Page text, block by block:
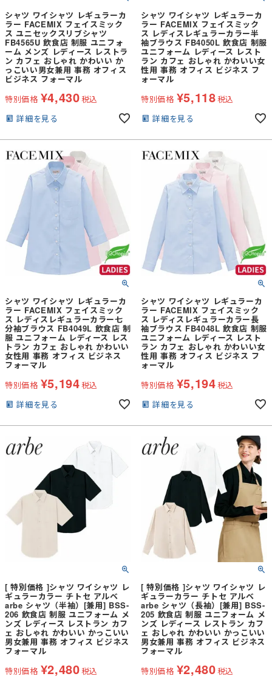
シャツ ワイシャツ レギュラーカ
ラー FACEMIX フェイスミック
ス ユニセックスリブシャツ
FB4565U 飲食店 制服 ユニフォ
ーム メンズ レディース レストラ
ン カフェ おしゃれ かわいい か
っこいい男女兼用 事務 オフィス
ビジネス フォーマル
特別価格 ¥4,430税込
詳細を見る
シャツ ワイシャツ レギュラーカ
ラー FACEMIX フェイスミック
ス レディスレギュラーカラー半
袖ブラウス FB4050L 飲食店 制服
ユニフォーム レディース レスト
ラン カフェ おしゃれ かわいい女
性用 事務 オフィス ビジネス フ
ォーマル
特別価格 ¥5,118税込
詳細を見る
シャツ ワイシャツ レギュラーカ
ラー FACEMIX フェイスミック
ス レディスレギュラーカラー七
分袖ブラウス FB4049L 飲食店 制
服 ユニフォーム レディース レス
トラン カフェ おしゃれ かわいい
女性用 事務 オフィス ビジネス
フォーマル
特別価格 ¥5,194税込
詳細を見る
シャツ ワイシャツ レギュラーカ
ラー FACEMIX フェイスミック
ス レディスレギュラーカラー長
袖ブラウス FB4048L 飲食店 制服
ユニフォーム レディース レスト
ラン カフェ おしゃれ かわいい女
性用 事務 オフィス ビジネス フ
ォーマル
特別価格 ¥5,194税込
詳細を見る
[ 特別価格 ]シャツ ワイシャツ レ
ギュラーカラー チトセ アルベ
arbe シャツ（半袖）[兼用] BSS-
206 飲食店 制服 ユニフォーム メ
ンズ レディース レストラン カフ
ェ おしゃれ かわいい かっこいい
男女兼用 事務 オフィス ビジネス
フォーマル
特別価格 ¥2,480税込
[ 特別価格 ]シャツ ワイシャツ レ
ギュラーカラー チトセ アルベ
arbe シャツ（長袖）[兼用] BSS-
205 飲食店 制服 ユニフォーム メ
ンズ レディース レストラン カフ
ェ おしゃれ かわいい かっこいい
男女兼用 事務 オフィス ビジネス
フォーマル
特別価格 ¥2,480税込